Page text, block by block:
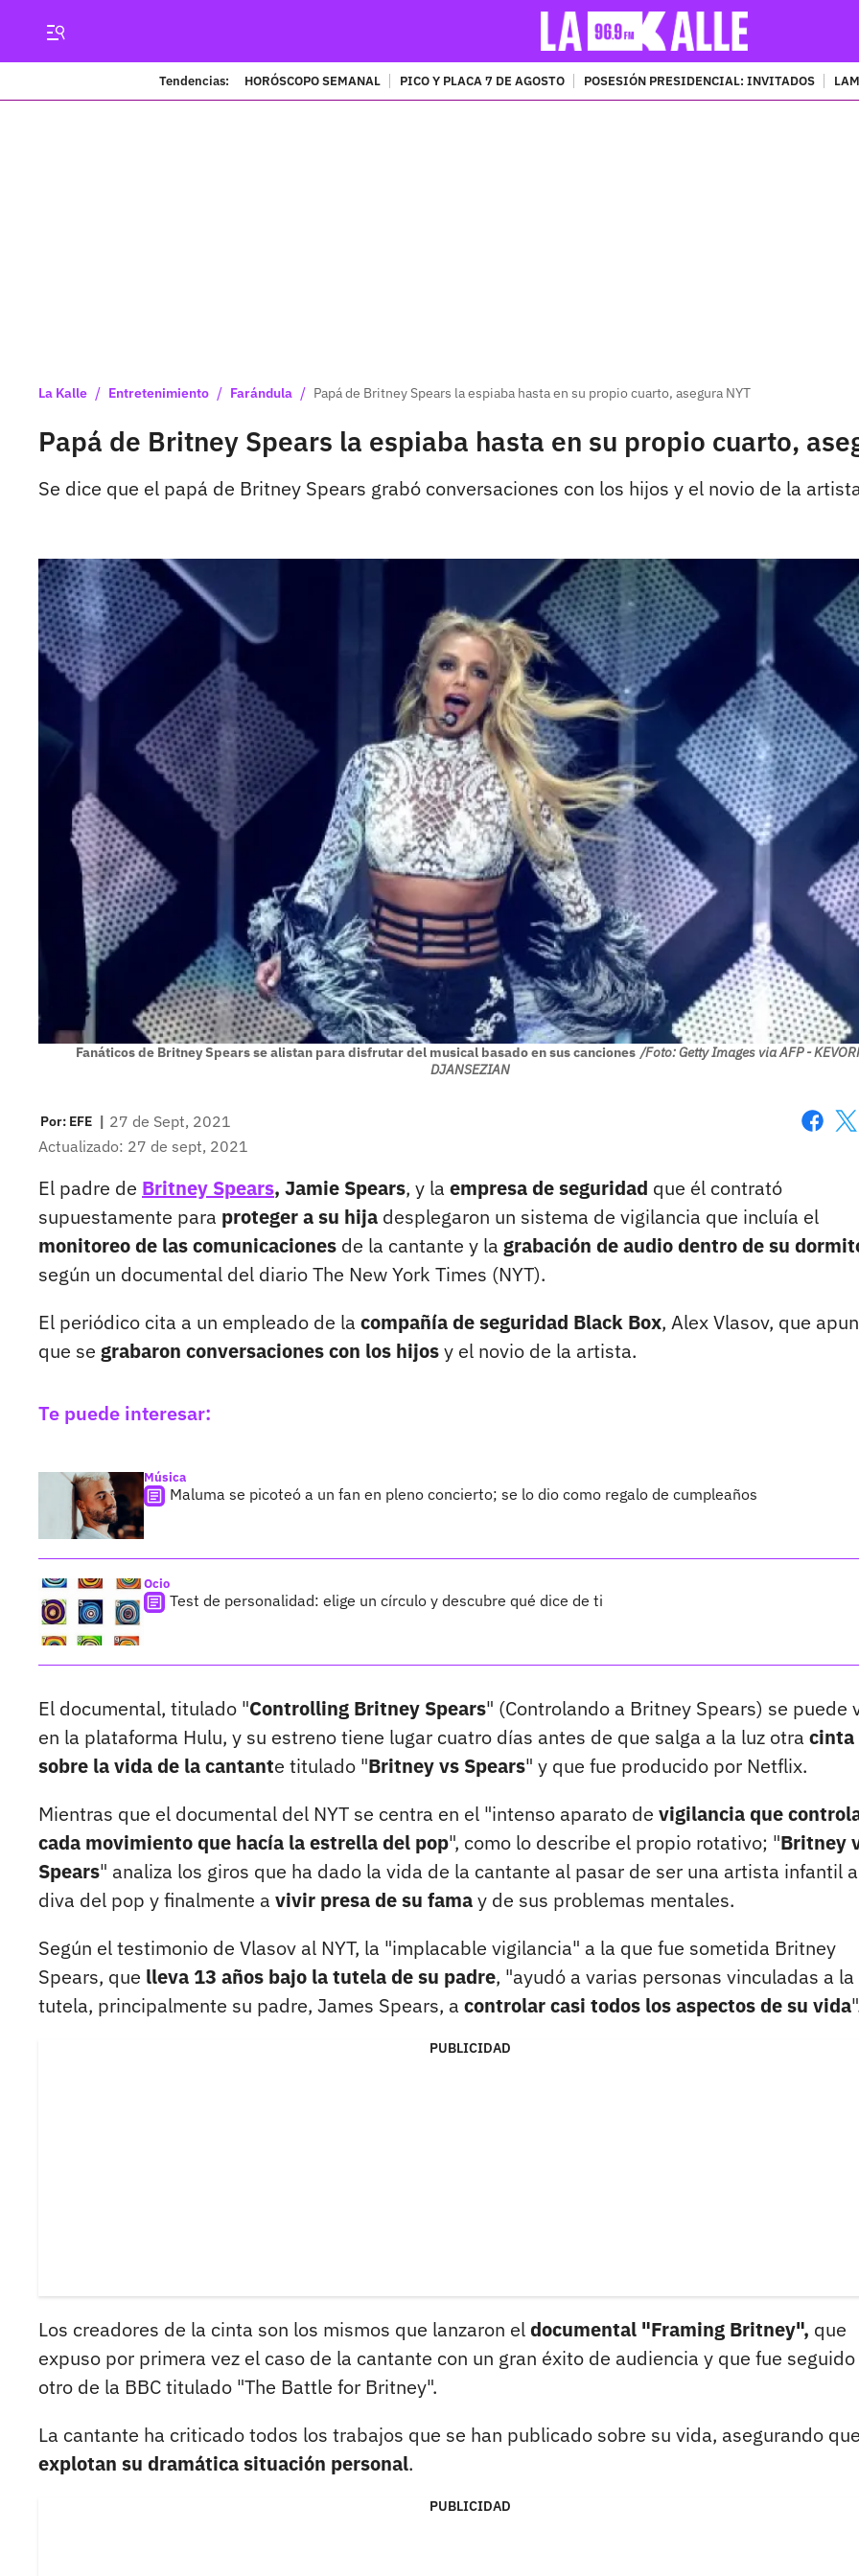
Tendencias: HORÓSCOPO SEMANAL PICO Y PLACA 7 DE AGOSTO POSESIÓN PRESIDENCIAL: INVITADOS
La Kalle / Entretenimiento / Farándula / Papá de Britney Spears la espiaba hasta en su propio cuarto, asegura NYT
Papá de Britney Spears la espiaba hasta en su propio cuarto,
Se dice que el papá de Britney Spears grabó conversaciones con los hijos y el novio de la
Fanáticos de Britney Spears se alistan para disfrutar del musical basado en sus canciones /Foto: Getty Images via AFP -
DJANSEZIAN
Por: EFE | 27 de Sept, 2021
Actualizado: 27 de sept, 2021
El padre de Britney Spears, Jamie Spears, y la empresa de seguridad que él contrató
supuestamente para proteger a su hija desplegaron un sistema de vigilancia que incluía el
monitoreo de las comunicaciones de la cantante y la grabación de audio dentro de su
según un documental del diario The New York Times (NYT).
El periódico cita a un empleado de la compañía de seguridad Black Box, Alex Vlasov, que
que se grabaron conversaciones con los hijosy el novio de la artista.
Te puede interesar:
Música
Maluma se picoteó a un fan en pleno concierto; se lo dio como regalo de cumpleaños
Ocio
Test de personalidad: elige un círculo y descubre qué dice de ti
El documental, titulado "Controlling Britney Spears" (Controlando a Britney Spears) se puede
en la plataforma Hulu, y su estreno tiene lugar cuatro días antes de que salga a la luz otra cinta
sobre la vida de la cantante titulado "Britney vs Spears" y que fue producido por Netflix.
Mientras que el documental del NYT se centra en el "intenso aparato de vigilancia que
cada movimiento que hacía la estrella del pop", como lo describe el propio rotativo; "Britney
Spears" analiza los giros que ha dado la vida de la cantante al pasar de ser una artista infantil
diva del pop y finalmente a vivir presa de su famay de sus problemas mentales.
Según el testimonio de Vlasov al NYT, la "implacable vigilancia" a la que fue sometida Britney
Spears, que lleva 13 años bajo la tutela de su padre, "ayudó a varias personas vinculadas a la
tutela, principalmente su padre, James Spears, a controlar casi todos los aspectos de su vida
PUBLICIDAD
Los creadores de la cinta son los mismos que lanzaron eldocumental "Framing Britney", que
expuso por primera vez el caso de la cantante con un gran éxito de audiencia y que fue
otro de la BBC titulado "The Battle for Britney".
La cantante ha criticado todos los trabajos que se han publicado sobre su vida, asegurando que
explotan su dramática situación personal.
PUBLICIDAD